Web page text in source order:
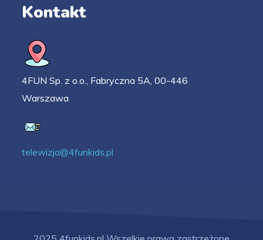
Kontakt
4FUN Sp. z o.o., Fabryczna 5A, 00-446
Warszawa
telewizja@4funkids.pl